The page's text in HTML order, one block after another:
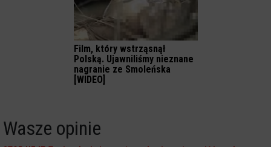
Film, który wstrząsnął
Polską. Ujawniliśmy nieznane
nagranie ze Smoleńska
[WIDEO]
Wasze opinie